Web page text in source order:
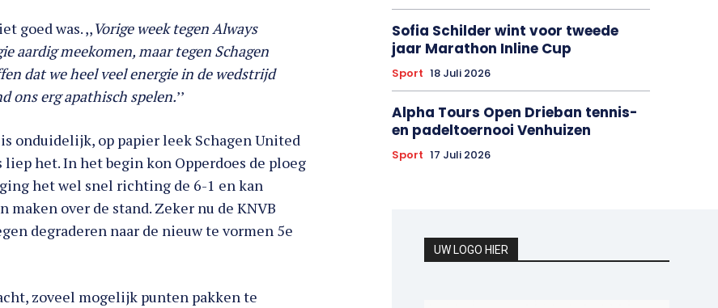
goed was. ,,Vorige week tegen Always
aardig meekomen, maar tegen Schagen
dat we heel veel energie in de wedstrijd
ons erg apathisch spelen.’’
onduidelijk, op papier leek Schagen United
het. In het begin kon Opperdoes de ploeg
het wel snel richting de 6-1 en kan
over de stand. Zeker nu de KNVB
degraderen naar de nieuw te vormen 5e
zoveel mogelijk punten pakken te
Sofia Schilder wint voor tweede
jaar Marathon Inline Cup
Sport 18 Juli 2026
Alpha Tours Open Drieban tennis-
en padeltoernooi Venhuizen
Sport 17 Juli 2026
UW LOGO HIER